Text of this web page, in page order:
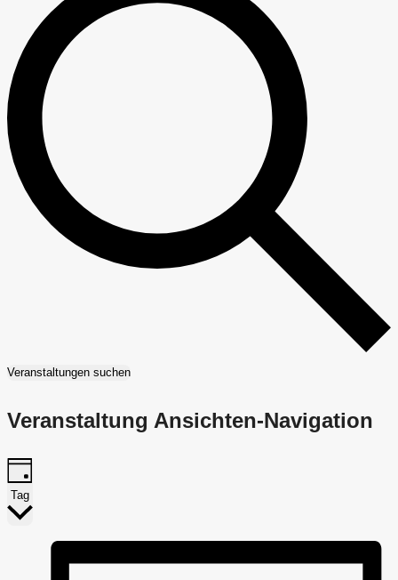
Veranstaltungen suchen
Veranstaltung Ansichten-Navigation
Tag